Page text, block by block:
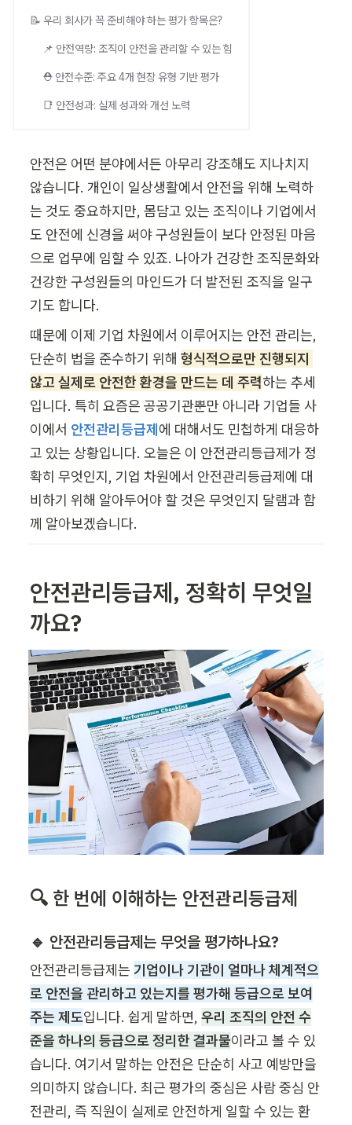
📝 우리 회사가 꼭 준비해야 하는 평가 항목은?
📌 안전역량: 조직이 안전을 관리할 수 있는 힘
⛑️ 안전수준: 주요 4개 현장 유형 기반 평가
📑 안전성과: 실제 성과와 개선 노력
안전은 어떤 분야에서든 아무리 강조해도 지나치지
않습니다. 개인이 일상생활에서 안전을 위해 노력하
는 것도 중요하지만, 몸담고 있는 조직이나 기업에서
도 안전에 신경을 써야 구성원들이 보다 안정된 마음
으로 업무에 임할 수 있죠. 나아가 건강한 조직문화와
건강한 구성원들의 마인드가 더 발전된 조직을 일구
기도 합니다.
때문에 이제 기업 차원에서 이루어지는 안전 관리는,
단순히 법을 준수하기 위해 형식적으로만 진행되지
않고 실제로 안전한 환경을 만드는 데 주력하는 추세
입니다. 특히 요즘은 공공기관뿐만 아니라 기업들 사
이에서 안전관리등급제에 대해서도 민첩하게 대응하
고 있는 상황입니다. 오늘은 이 안전관리등급제가 정
확히 무엇인지, 기업 차원에서 안전관리등급제에 대
비하기 위해 알아두어야 할 것은 무엇인지 달램과 함
께 알아보겠습니다.
안전관리등급제, 정확히 무엇일
까요?
🔍 한 번에 이해하는 안전관리등급제
🔹 안전관리등급제는 무엇을 평가하나요?
안전관리등급제는 기업이나 기관이 얼마나 체계적으
로 안전을 관리하고 있는지를 평가해 등급으로 보여
주는 제도입니다. 쉽게 말하면, 우리 조직의 안전 수
준을 하나의 등급으로 정리한 결과물이라고 볼 수 있
습니다. 여기서 말하는 안전은 단순히 사고 예방만을
의미하지 않습니다. 최근 평가의 중심은 사람 중심 안
전관리, 즉 직원이 실제로 안전하게 일할 수 있는 환